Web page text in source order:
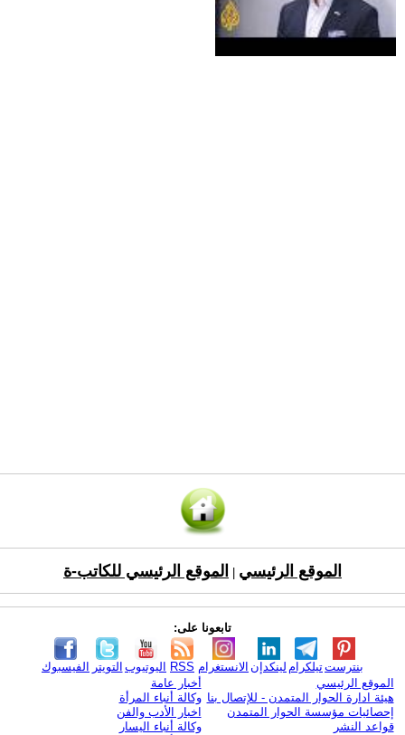
الموقع الرئيسي الموقع الرئيسي للكاتب-ة
تابعونا على:
الفيسبوك التويتر اليوتيوب RSS الانستغرام لينكدإن تيلكرامبنترست
الموقع الرئيسي
هيئة ادارة الحوار المتمدن - للإتصال بنا
إحصائيات مؤسسة الحوار المتمدن
قواعد النشر
أخبار عامة
وكالة أنباء المرأة
اخبار الأدب والفن
وكالة أنباء اليسار